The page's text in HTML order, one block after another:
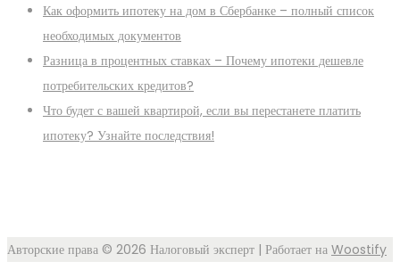
Как оформить ипотеку на дом в Сбербанке – полный список
необходимых документов
Разница в процентных ставках – Почему ипотеки дешевле
потребительских кредитов?
Что будет с вашей квартирой, если вы перестанете платить
ипотеку? Узнайте последствия!
Авторские права © 2026 Налоговый эксперт | Работает на Woostify